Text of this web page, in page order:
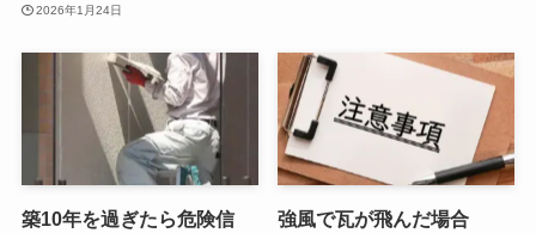
2026年1月24日
築10年を過ぎたら危険信
強風で瓦が飛んだ場合